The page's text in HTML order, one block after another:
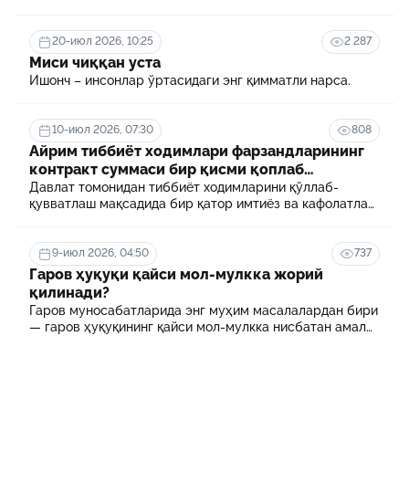
20-июл 2026, 10:25 2 287
Миси чиққан уста
Ишонч – инсонлар ўртасидаги энг қимматли нарса.
10-июл 2026, 07:30 808
Айрим тиббиёт ходимлари фарзандларининг
контракт суммаси бир қисми қоплаб
берилади
Давлат томонидан тиббиёт ходимларини қўллаб-
қувватлаш мақсадида бир қатор имтиёз ва кафолатлар
муассасасида ўқиш учун тўланадиган контракт
маблағининг бир қисмини қоплаб бериш тартибидир
9-июл 2026, 04:50 737
Гаров ҳуқуқи қайси мол-мулкка жорий
қилинади?
Гаров муносабатларида энг муҳим масалалардан бири
— гаров ҳуқуқининг қайси мол-мулкка нисбатан амал